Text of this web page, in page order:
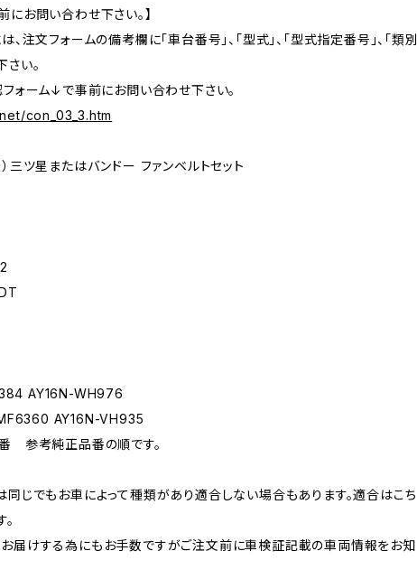
にお問い合わせ下さい。】
、注文フォームの備考欄に「車台番号」、「型式」、「型式指定番号」、「類別
い。
ォーム↓で事前にお問い合わせ下さい。
con_03_3.htm
）三ツ星またはバンドー ファンベルトセット
AY16N-WH976
AY16N-VH935
参考純正品番の順です。
同じでもお車によって種類があり適合しない場合もあります。適合はこち
届けする為にもお手数ですがご注文前に車検証記載の車両情報をお知